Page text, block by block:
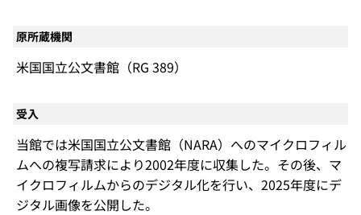
原所蔵機関
米国国立公文書館（RG 389）
受入
当館では米国国立公文書館（NARA）へのマイクロフィル
ムへの複写請求により2002年度に収集した。その後、マ
イクロフィルムからのデジタル化を行い、2025年度にデ
ジタル画像を公開した。